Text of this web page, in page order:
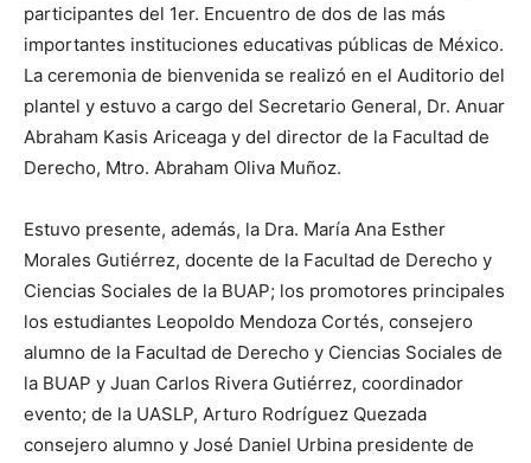
participantes del 1er. Encuentro de dos de las más
importantes instituciones educativas públicas de México.
La ceremonia de bienvenida se realizó en el Auditorio del
plantel y estuvo a cargo del Secretario General, Dr. Anuar
Abraham Kasis Ariceaga y del director de la Facultad de
Derecho, Mtro. Abraham Oliva Muñoz.
Estuvo presente, además, la Dra. María Ana Esther
Morales Gutiérrez, docente de la Facultad de Derecho y
Ciencias Sociales de la BUAP; los promotores principales
los estudiantes Leopoldo Mendoza Cortés, consejero
alumno de la Facultad de Derecho y Ciencias Sociales de
la BUAP y Juan Carlos Rivera Gutiérrez, coordinador
evento; de la UASLP, Arturo Rodríguez Quezada
consejero alumno y José Daniel Urbina presidente de